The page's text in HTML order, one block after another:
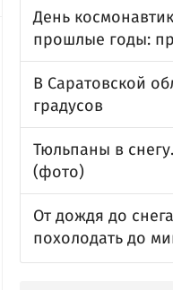
День
прошлые годы:
В Саратовской
градусов
Тюльпаны в
(фото)
От дождя до
похолодать до